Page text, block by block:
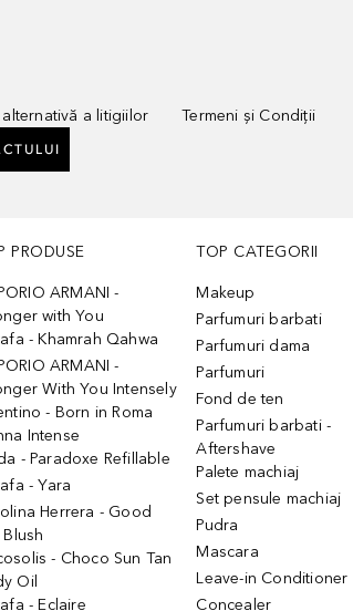
a litigiilor
Termeni și Condiții
PRODUSE
ARMANI -
with You
- Khamrah Qahwa
ARMANI -
With You Intensely
- Born in Roma
Intense
- Paradoxe Refillable
- Yara
Herrera - Good
- Choco Sun Tan
Oil
- Eclaire
TOP CATEGORII
Makeup
Parfumuri barbati
Parfumuri dama
Parfumuri
Fond de ten
Parfumuri barbati -
Aftershave
Palete machiaj
Set pensule machiaj
Pudra
Mascara
Leave-in Conditioner
Concealer